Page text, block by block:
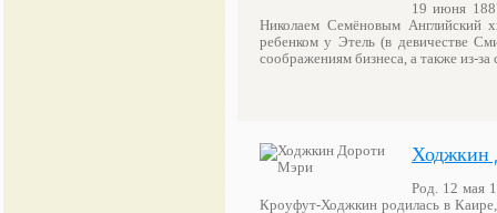
19 июня
Николаем Семёновым
ребенком у Этель (в девичестве
соображениям бизнеса, а также из-
Ходжкин
Род. 12 мая
Кроуфут-Ходжкин родилась в